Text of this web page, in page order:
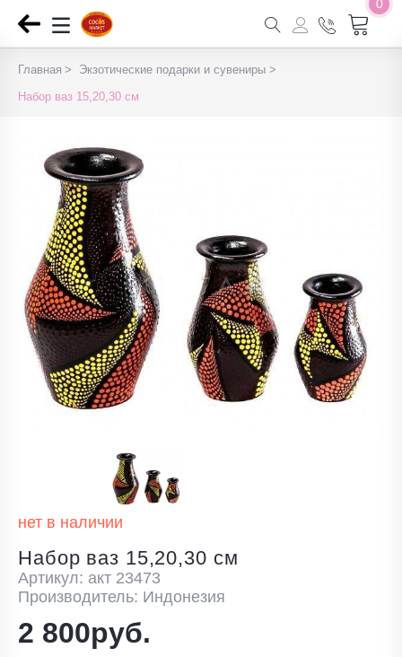
0
Главная
Экзотические подарки и сувениры
Набор ваз 15,20,30 см
нет в наличии
Набор ваз 15,20,30 см
Артикул: акт 23473
Производитель: Индонезия
2 800руб.